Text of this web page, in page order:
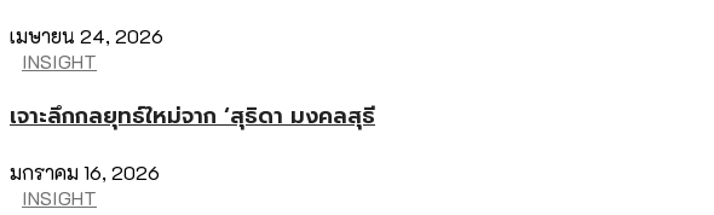
เมษายน 24, 2026
INSIGHT
เจาะลึกกลยุทธ์ใหม่จาก ‘สุธิดา มงคลสุธี
มกราคม 16, 2026
INSIGHT